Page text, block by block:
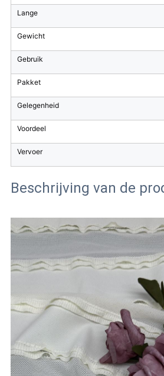
Lange
Gewicht
Gebruik
Pakket
Gelegenheid
Voordeel
Vervoer
Beschrijving van de